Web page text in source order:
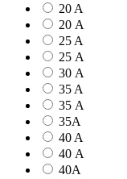
20 A
20 А
25 A
25 А
30 А
35 A
35 А
35А
40 A
40 А
40А